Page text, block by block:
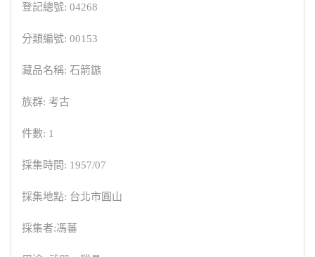
登記總號: 04268
分類編號: 00153
藏品名稱: 石箭鏃
族群: 考古
件數: 1
採集時間: 1957/07
採集地點: 台北市圓山
採集者:馮蕃